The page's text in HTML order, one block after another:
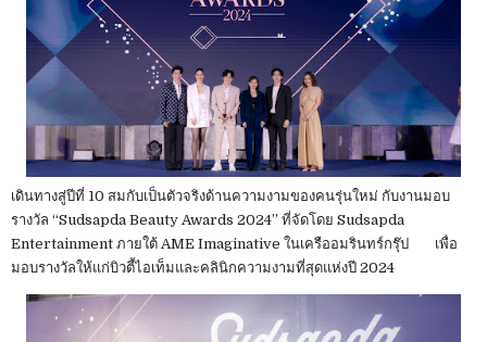
เดินทางสู่ปีที่ 10 สมกับเป็นตัวจริงด้านความงามของคนรุ่นใหม่ กับงานมอบ
รางวัล “Sudsapda Beauty Awards 2024” ที่จัดโดย Sudsapda
Entertainment ภายใต้ AME Imaginative ในเครืออมรินทร์กรุ๊ป เพื่อ
มอบรางวัลให้แก่บิวตี้ไอเท็มและคลินิกความงามที่สุดแห่งปี 2024